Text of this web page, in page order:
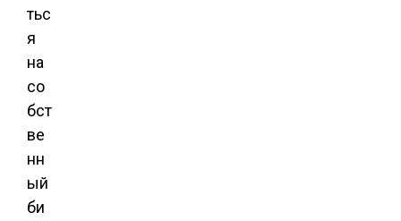
тьс
я
на
со
бст
ве
нн
ый
би